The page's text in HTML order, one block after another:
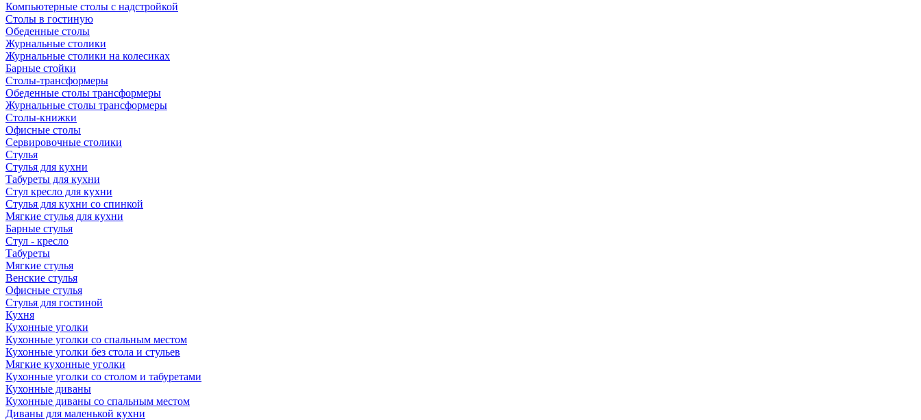
Компьютерные столы с надстройкой
Столы в гостиную
Обеденные столы
Журнальные столики
Журнальные столики на колесиках
Барные стойки
Столы-трансформеры
Обеденные столы трансформеры
Журнальные столы трансформеры
Столы-книжки
Офисные столы
Сервировочные столики
Стулья
Стулья для кухни
Табуреты для кухни
Стул кресло для кухни
Стулья для кухни со спинкой
Мягкие стулья для кухни
Барные стулья
Стул - кресло
Табуреты
Мягкие стулья
Венские стулья
Офисные стулья
Стулья для гостиной
Кухня
Кухонные уголки
Кухонные уголки со спальным местом
Кухонные уголки без стола и стульев
Мягкие кухонные уголки
Кухонные уголки со столом и табуретами
Кухонные диваны
Кухонные диваны со спальным местом
Диваны для маленькой кухни